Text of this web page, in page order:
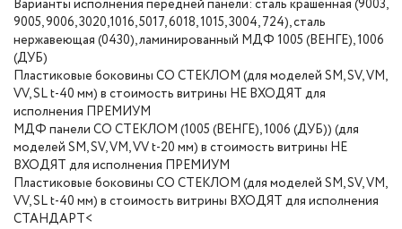
Варианты исполнения передней панели: сталь крашенная (9003,
9005, 9006, 3020,1016, 5017, 6018, 1015, 3004, 724), сталь
нержавеющая (0430), ламинированный МДФ 1005 (ВЕНГЕ), 1006
(ДУБ)
Пластиковые боковины СО СТЕКЛОМ (для моделей SM, SV, VM,
VV, SL t-40 мм) в стоимость витрины НЕ ВХОДЯТ для
исполнения ПРЕМИУМ
МДФ панели СО СТЕКЛОМ (1005 (ВЕНГЕ), 1006 (ДУБ)) (для
моделей SM, SV, VM, VV t-20 мм) в стоимость витрины НЕ
ВХОДЯТ для исполнения ПРЕМИУМ
Пластиковые боковины СО СТЕКЛОМ (для моделей SM, SV, VM,
VV, SL t-40 мм) в стоимость витрины ВХОДЯТ для исполнения
СТАНДАРТ<